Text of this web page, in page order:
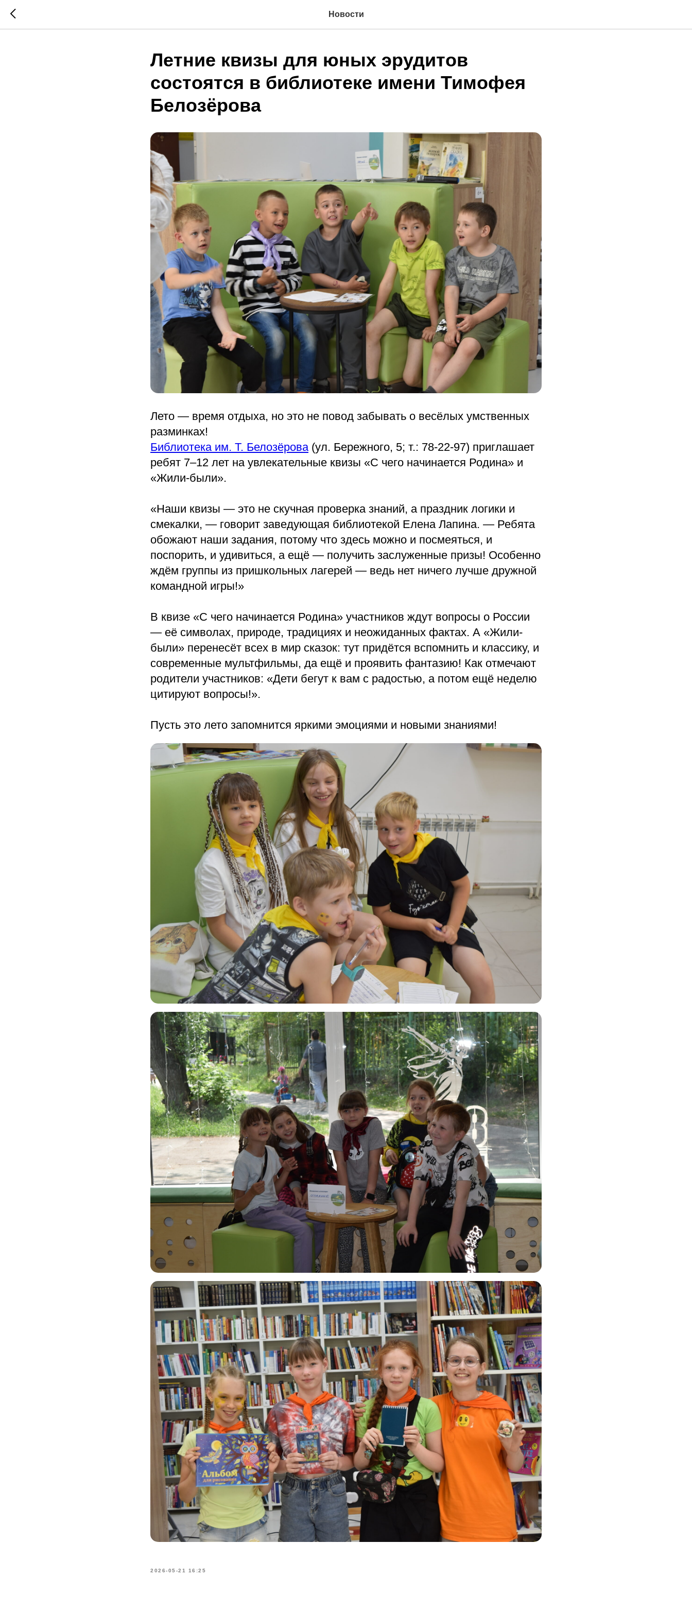
Новости
Летние квизы для юных эрудитов
состоятся в библиотеке имени Тимофея
Белозёрова
Лето — время отдыха, но это не повод забывать о весёлых умственных
разминках!
Библиотека им. Т. Белозёрова (ул. Бережного, 5; т.: 78-22-97) приглашает
ребят 7–12 лет на увлекательные квизы «С чего начинается Родина» и
«Жили-были».
«Наши квизы — это не скучная проверка знаний, а праздник логики и
смекалки, — говорит заведующая библиотекой Елена Лапина. — Ребята
обожают наши задания, потому что здесь можно и посмеяться, и
поспорить, и удивиться, а ещё — получить заслуженные призы! Особенно
ждём группы из пришкольных лагерей — ведь нет ничего лучше дружной
командной игры!»
В квизе «С чего начинается Родина» участников ждут вопросы о России
— её символах, природе, традициях и неожиданных фактах. А «Жили-
были» перенесёт всех в мир сказок: тут придётся вспомнить и классику, и
современные мультфильмы, да ещё и проявить фантазию! Как отмечают
родители участников: «Дети бегут к вам с радостью, а потом ещё неделю
цитируют вопросы!».
Пусть это лето запомнится яркими эмоциями и новыми знаниями!
2026-05-21 16:25